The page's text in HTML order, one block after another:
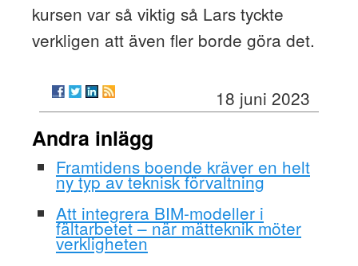
kursen var så viktig så Lars tyckte
verkligen att även fler borde göra det.
18 juni 2023
Andra inlägg
Framtidens boende kräver en helt
ny typ av teknisk förvaltning
Att integrera BIM-modeller i
fältarbetet – när mätteknik möter
verkligheten